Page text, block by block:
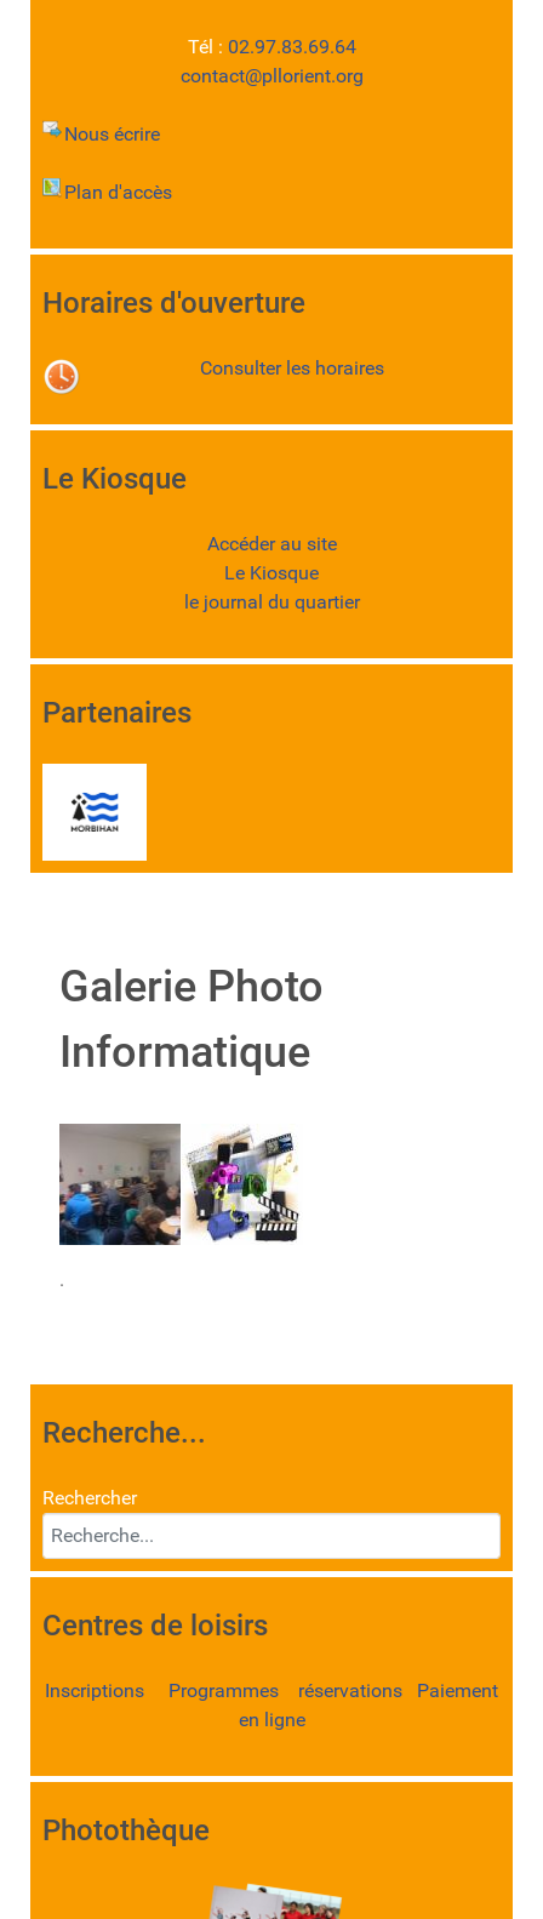
Tél : 02.97.83.69.64
contact@pllorient.org
Nous écrire
Plan d'accès
Horaires d'ouverture
Consulter les horaires
Le Kiosque
Accéder au site
Le Kiosque
le journal du quartier
Partenaires
Galerie Photo
Informatique
.
Recherche...
Rechercher
Centres de loisirs
Inscriptions Programmes réservations Paiement
en ligne
Photothèque